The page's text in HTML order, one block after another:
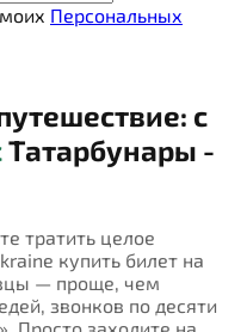
Персональных
с
Татарбунары -
тратить целое
купить билет на
— проще, чем
звонков по десяти